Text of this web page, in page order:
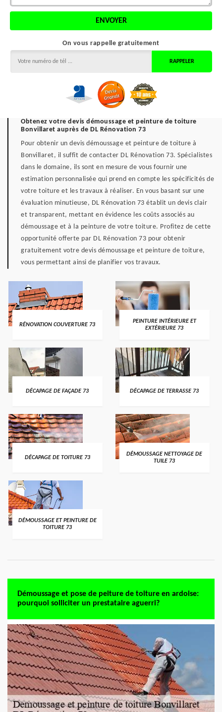
On vous rappelle gratuitement
Obtenez votre devis démoussage et peinture de toiture
Bonvillaret auprès de DL Rénovation 73
Pour obtenir un devis démoussage et peinture de toiture à
Bonvillaret, il suffit de contacter DL Rénovation 73. Spécialistes
dans le domaine, ils sont en mesure de vous fournir une
estimation personnalisée qui prend en compte les spécificités de
votre toiture et les travaux à réaliser. En vous basant sur une
évaluation minutieuse, DL Rénovation 73 établit un devis clair
et transparent, mettant en évidence les coûts associés au
démoussage et à la peinture de votre toiture. Profitez de cette
opportunité offerte par DL Rénovation 73 pour obtenir
gratuitement votre devis démoussage et peinture de toiture,
vous permettant ainsi de planifier vos travaux.
RÉNOVATION COUVERTURE 73
PEINTURE INTÉRIEURE ET
EXTÉRIEURE 73
DÉCAPAGE DE FAÇADE 73 DÉCAPAGE DE TERRASSE 73
DÉCAPAGE DE TOITURE 73
DÉMOUSSAGE NETTOYAGE DE
TUILE 73
DÉMOUSSAGE ET PEINTURE DE
TOITURE 73
Démoussage et pose de peiture de toiture en ardoise:
pourquoi solliciter un prestataire aguerri?